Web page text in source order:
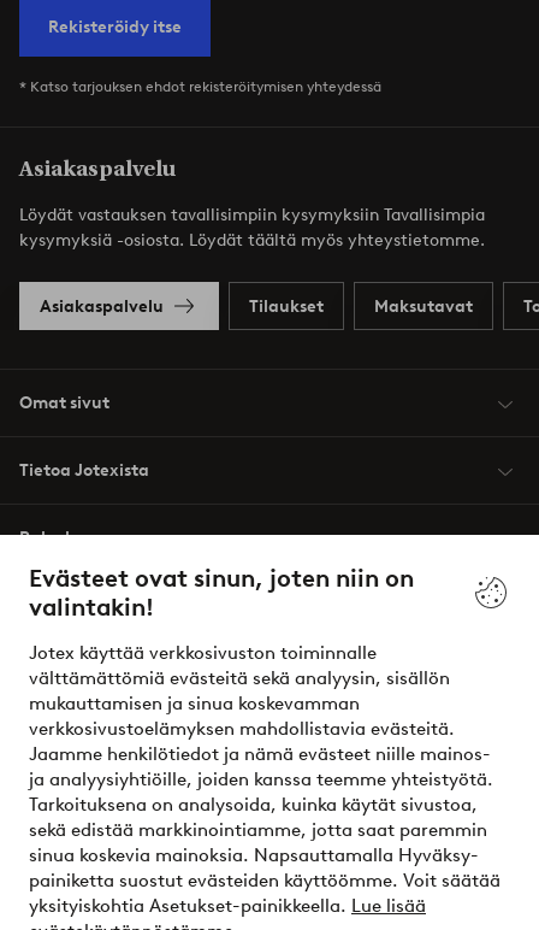
Evästeet ovat sinun, joten niin on
valintakin!
Jotex käyttää verkkosivuston toiminnalle
välttämättömiä evästeitä sekä analyysin, sisällön
mukauttamisen ja sinua koskevamman
verkkosivustoelämyksen mahdollistavia evästeitä.
Jaamme henkilötiedot ja nämä evästeet niille mainos-
ja analyysiyhtiöille, joiden kanssa teemme yhteistyötä.
Tarkoituksena on analysoida, kuinka käytät sivustoa,
sekä edistää markkinointiamme, jotta saat paremmin
sinua koskevia mainoksia. Napsauttamalla Hyväksy-
painiketta suostut evästeiden käyttöömme. Voit säätää
yksityiskohtia Asetukset-painikkeella. Lue lisää
Rekisteröidy itse
* Katso tarjouksen ehdot rekisteröitymisen yhteydessä
Asiakaspalvelu
Löydät vastauksen tavallisimpiin kysymyksiin Tavallisimpia
kysymyksiä -osiosta. Löydät täältä myös yhteystietomme.
Asiakaspalvelu Tilaukset Maksutavat
Omat sivut
Tietoa Jotexista
Palvelumme
Ehdot
Ystävät
Turvalliset maksut – maksa nyt tai erissä
Haluatko tietää lisää maksuvaihtoehdoistamme?
elpy